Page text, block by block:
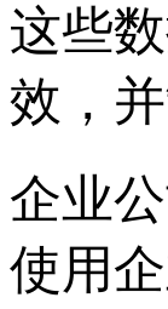
这些
效，
企业
使用